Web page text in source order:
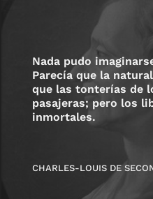
Nada pudo
Parecía que la
que las tonterías de
pasajeras; pero los
inmortales.
CHARLES-LOUIS DE